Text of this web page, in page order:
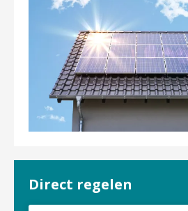
Direct regelen